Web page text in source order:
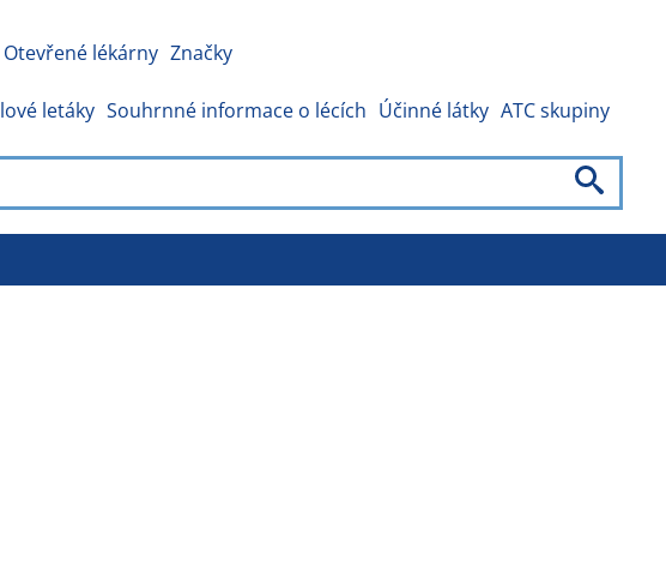
Otevřené lékárny Značky
letáky Souhrnné informace o lécích Účinné látky ATC skupiny